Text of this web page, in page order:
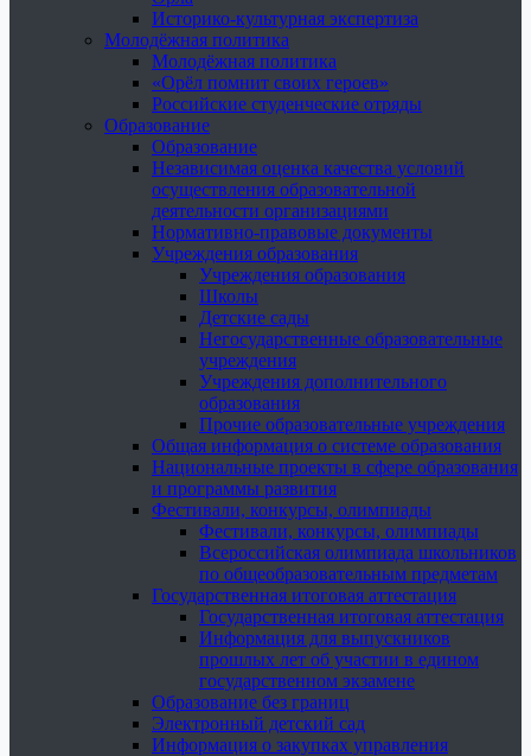
Историко-культурная экспертиза
Молодёжная политика
Молодёжная политика
«Орёл помнит своих героев»
Российские студенческие отряды
Образование
Образование
Независимая оценка качества условий
осуществления образовательной
деятельности организациями
Нормативно-правовые документы
Учреждения образования
Учреждения образования
Школы
Детские сады
Негосударственные образовательные
учреждения
Учреждения дополнительного
образования
Прочие образовательные учреждения
Общая информация о системе образования
Национальные проекты в сфере образования
и программы развития
Фестивали, конкурсы, олимпиады
Фестивали, конкурсы, олимпиады
Всероссийская олимпиада школьников
по общеобразовательным предметам
Государственная итоговая аттестация
Государственная итоговая аттестация
Информация для выпускников
прошлых лет об участии в едином
государственном экзамене
Образование без границ
Электронный детский сад
Информация о закупках управления